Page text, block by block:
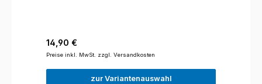
Regulärer Preis:
14,90 €
Preise inkl. MwSt. zzgl. Versandkosten
zur Variantenauswahl